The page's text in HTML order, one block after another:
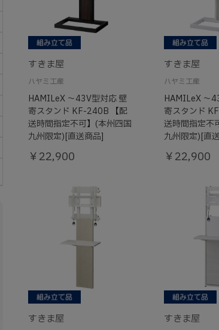
すきま屋
ハヤミ工産
HAMILeX ～43V型対応 壁
寄スタンド KF-240B 【配
送時間指定不可】(本州四国
九州限定)[直送商品]
￥22,900
すきま屋
ハヤミ工産
HAMILeX ～
寄スタンド
送時間指定不
九州限定)[直
￥22,900
すきま屋 すきま屋